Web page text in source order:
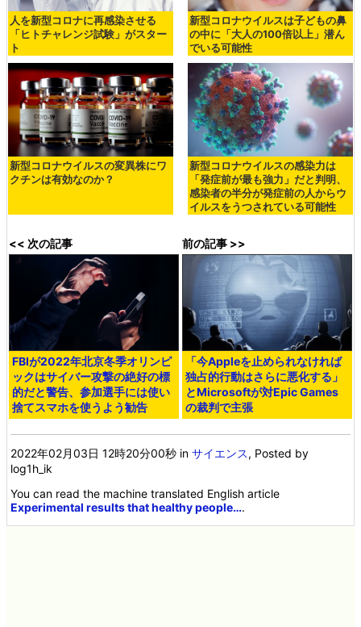
人を新型コロナに再感染させる
「ヒトチャレンジ試験」がスター
ト
新型コロナウイルスは子どもの鼻
の中に「大人の100倍以上」潜ん
でいる可能性
新型コロナウイルスの変異株にワ
クチンは有効なのか？
新型コロナウイルスの感染力は
「発症前が最も強力」だと判明、
感染者の半分が発症前の人からウ
イルスをうつされている可能性
<< 次の記事
FBIが2022年北京冬季オリンピ
ックはサイバー攻撃の絶好の標
的だと警告、参加選手には使い
捨てスマホを使うよう勧告
前の記事 >>
「今Appleを止められなければ
独占的行動はさらに悪化する」
とMicrosoftが対Epic Games
の裁判で主張
2022年02月03日 12時20分00秒 inサイエンス, Posted by
log1h_ik
You can read the machine translated English article
Experimental results that healthy people….